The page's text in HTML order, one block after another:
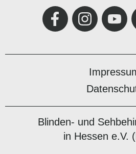
Blinden- und
in Hessen e.V.